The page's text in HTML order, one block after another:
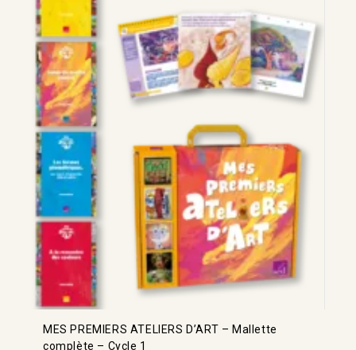
MES PREMIERS ATELIERS D’ART – Mallette
complète – Cycle 1